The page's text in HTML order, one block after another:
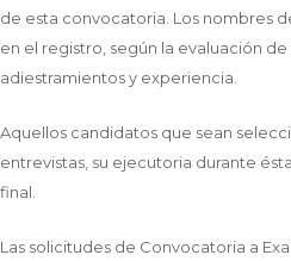
de esta convocatoria. Los nombres
en el registro, según la evaluación
adiestramientos y experiencia.
Aquellos candidatos que sean
entrevistas, su ejecutoria durante
final.
Las solicitudes de Convocatoria a